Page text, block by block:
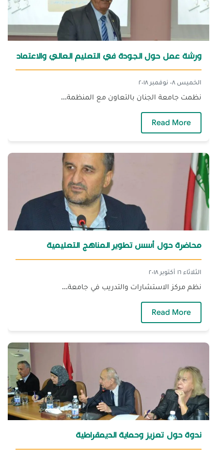
ورشة عمل حول الجودة في التعليم العالي والاعتماد
الخميس ٠٨ نوفمبر ٢٠١٨
نظمت جامعة الجنان بالتعاون مع المنظمة...
Read More
محاضرة حول أسس تطوير المناهج التعليمية
الثلاثاء ١٦ أكتوبر ٢٠١٨
نظم مركز الاستشارات والتدريب في جامعة...
Read More
ندوة حول تعزيز وحماية الديمقراطية